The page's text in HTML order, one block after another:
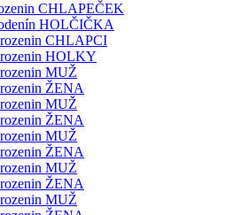
CHLAPEČEK
HOLČIČKA
CHLAPCI
HOLKY
MUŽ
ŽENA
MUŽ
ŽENA
MUŽ
ŽENA
MUŽ
ŽENA
MUŽ